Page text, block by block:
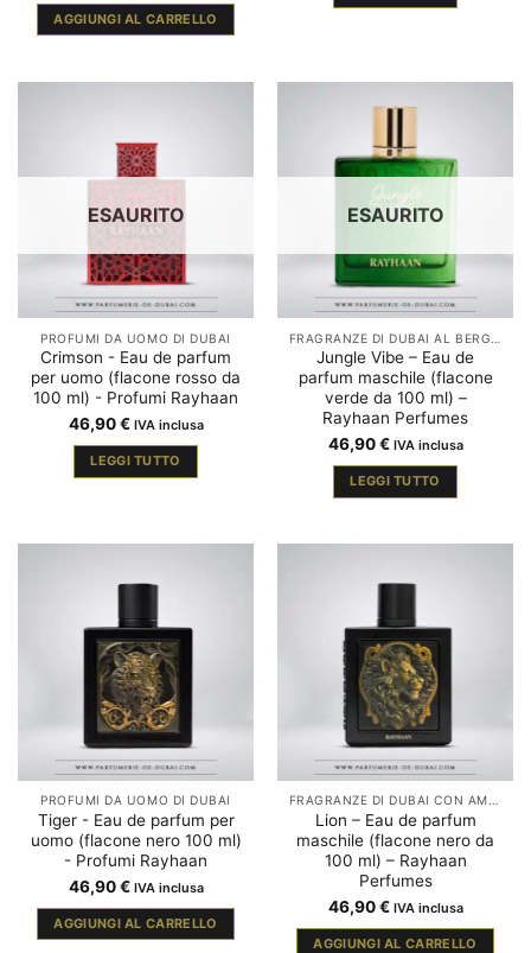
AGGIUNGI AL CARRELLO
ESAURITO
PROFUMI DA UOMO DI DUBAI
Crimson - Eau de parfum
per uomo (flacone rosso da
100 ml) - Profumi Rayhaan
46,90€ IVA inclusa
LEGGI TUTTO
ESAURITO
Jungle Vibe – Eau de
parfum maschile (flacone
verde da 100 ml) –
Rayhaan Perfumes
46,90€ IVA inclusa
LEGGI TUTTO
PROFUMI DA UOMO DI DUBAI
Tiger - Eau de parfum per
uomo (flacone nero 100 ml)
- Profumi Rayhaan
46,90€ IVA inclusa
AGGIUNGI AL CARRELLO
Lion – Eau de parfum
maschile (flacone nero da
100 ml) – Rayhaan
Perfumes
46,90€ IVA inclusa
AGGIUNGI AL CARRELLO